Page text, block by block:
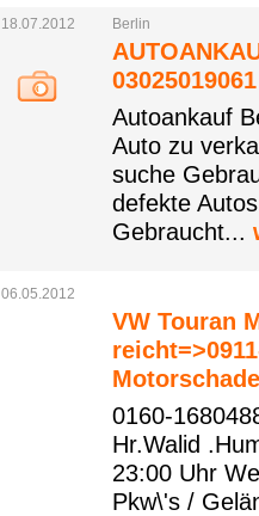
18.07.2012 Berlin
03025019061
Autoankauf
Auto zu
suche
defekte
Gebraucht...
06.05.2012
VW Touran
0160-
Hr.Walid
23:00 Uhr
Pkw\'s /